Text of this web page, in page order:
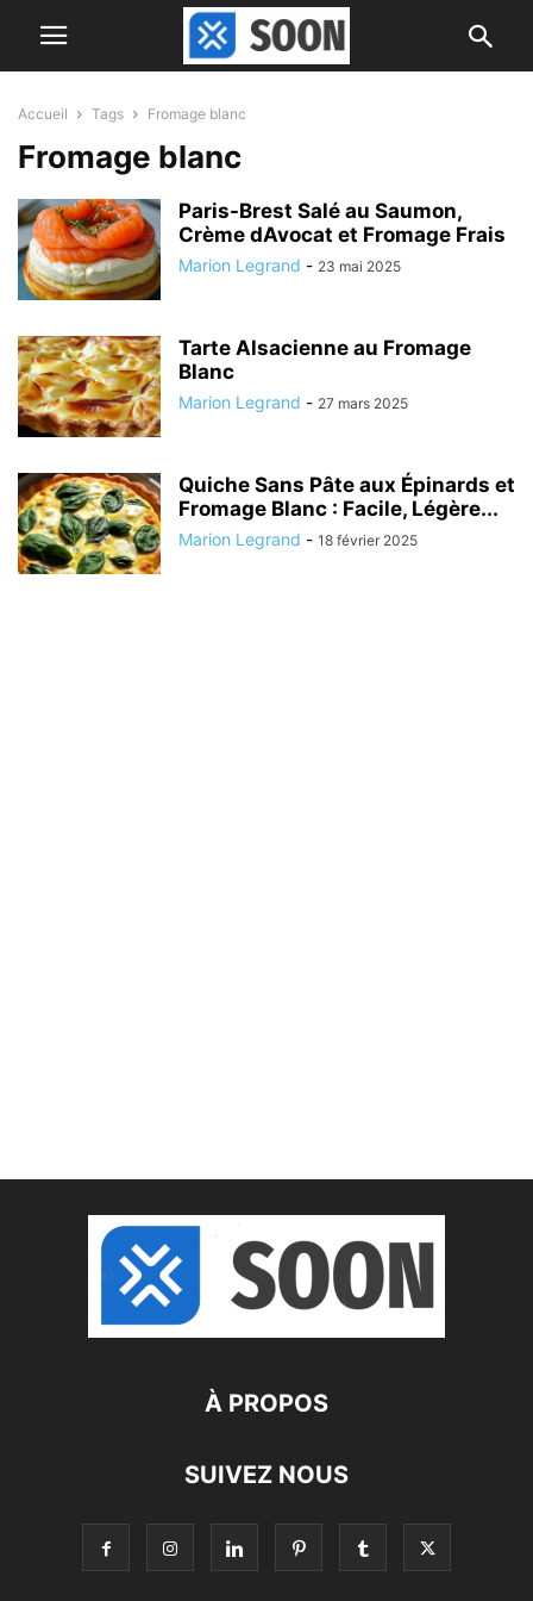
Accueil Tags Fromage blanc
Fromage blanc
Paris-Brest Salé au Saumon,
Crème dAvocat et Fromage Frais
Marion Legrand - 23 mai 2025
Tarte Alsacienne au Fromage
Blanc
Marion Legrand - 27 mars 2025
Quiche Sans Pâte aux Épinards et
Fromage Blanc : Facile, Légère...
Marion Legrand - 18 février 2025
À PROPOS
SUIVEZ NOUS